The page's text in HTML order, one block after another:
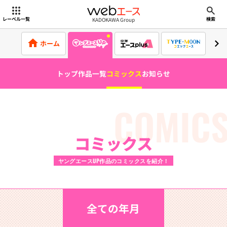
レーベル一覧 webエース
KADOKAWA Group 検索
ホーム
トップ作品一覧コミックスお知らせ
コミックス
ヤングエースUP作品のコミックスを紹介！
全ての年月